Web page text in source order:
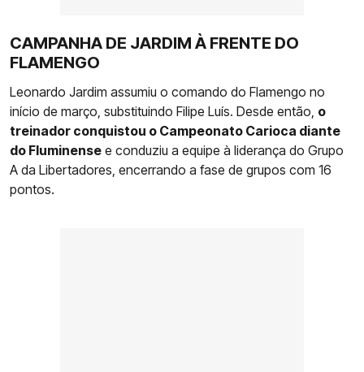
CAMPANHA DE JARDIM À FRENTE DO
FLAMENGO
Leonardo Jardim assumiu o comando do Flamengo no
início de março, substituindo Filipe Luís. Desde então, o
treinador conquistou o Campeonato Carioca diante
do Fluminense e conduziu a equipe à liderança do Grupo
A da Libertadores, encerrando a fase de grupos com 16
pontos.